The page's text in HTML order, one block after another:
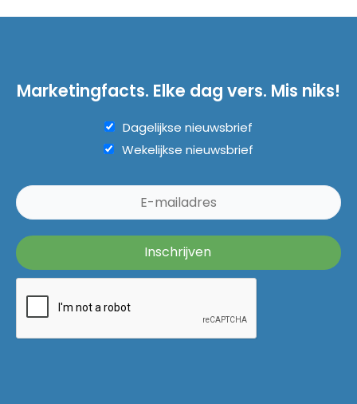
Marketingfacts. Elke dag vers. Mis niks!
Dagelijkse nieuwsbrief
Wekelijkse nieuwsbrief